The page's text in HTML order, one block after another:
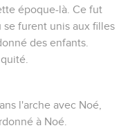
époque-là. Ce fut
se furent unis aux filles
des enfants.
l'arche avec Noé,
à Noé.